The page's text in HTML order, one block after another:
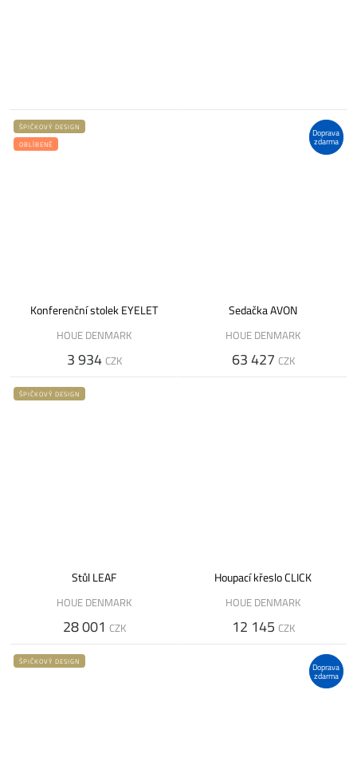
ŠPIČKOVÝ DESIGN
OBLÍBENÉ
Konferenční stolek EYELET
HOUE DENMARK
3 934 CZK
Doprava
zdarma
Sedačka AVON
HOUE DENMARK
63 427 CZK
ŠPIČKOVÝ DESIGN
Stůl LEAF
HOUE DENMARK
28 001 CZK
Houpací křeslo CLICK
HOUE DENMARK
12 145 CZK
ŠPIČKOVÝ DESIGN Doprava
zdarma